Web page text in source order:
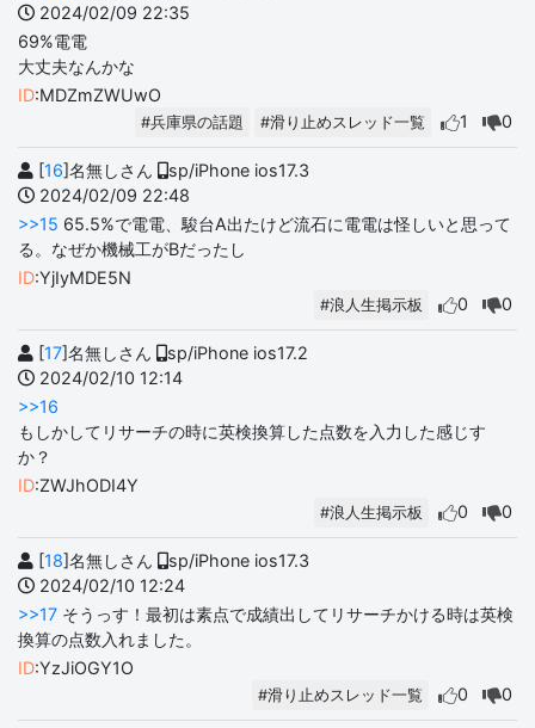
2024/02/09 22:35
69%電電
大丈夫なんかな
ID:MDZmZWUwO
#兵庫県の話題 #滑り止めスレッド一覧 1 0
[16]名無しさん
sp/iPhone ios17.3
2024/02/09 22:48
>>15 65.5%で電電、駿台A出たけど流石に電電は怪しいと思って
る。なぜか機械工がBだったし
ID:YjIyMDE5N
#浪人生掲示板 0 0
[17]名無しさん
sp/iPhone ios17.2
2024/02/10 12:14
>>16
もしかしてリサーチの時に英検換算した点数を入力した感じす
か？
ID:ZWJhODI4Y
#浪人生掲示板 0 0
[18]名無しさん
sp/iPhone ios17.3
2024/02/10 12:24
>>17 そうっす！最初は素点で成績出してリサーチかける時は英検
換算の点数入れました。
ID:YzJiOGY1O
#滑り止めスレッド一覧 0 0